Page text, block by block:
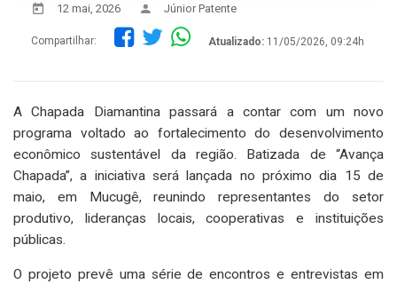
12 mai, 2026 Júnior Patente
Compartilhar: Atualizado: 11/05/2026, 09:24h
A Chapada Diamantina passará a contar com um novo
programa voltado ao fortalecimento do desenvolvimento
econômico sustentável da região. Batizada de “Avança
Chapada”, a iniciativa será lançada no próximo dia 15 de
maio, em Mucugê, reunindo representantes do setor
produtivo, lideranças locais, cooperativas e instituições
públicas.
O projeto prevê uma série de encontros e entrevistas em